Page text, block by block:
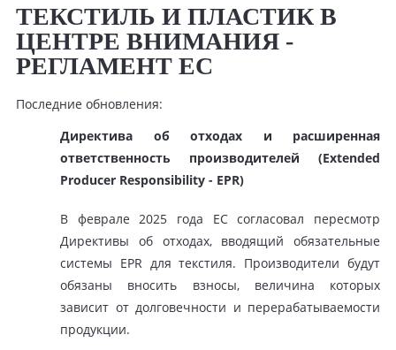
ТЕКСТИЛЬ И ПЛАСТИК В
ЦЕНТРЕ ВНИМАНИЯ -
РЕГЛАМЕНТ ЕС
Последние обновления:
Директива об отходах и расширенная
ответственность производителей (Extended
Producer Responsibility - EPR)
В феврале 2025 года ЕС согласовал пересмотр
Директивы об отходах, вводящий обязательные
системы EPR для текстиля. Производители будут
обязаны вносить взносы, величина которых
зависит от долговечности и перерабатываемости
продукции.